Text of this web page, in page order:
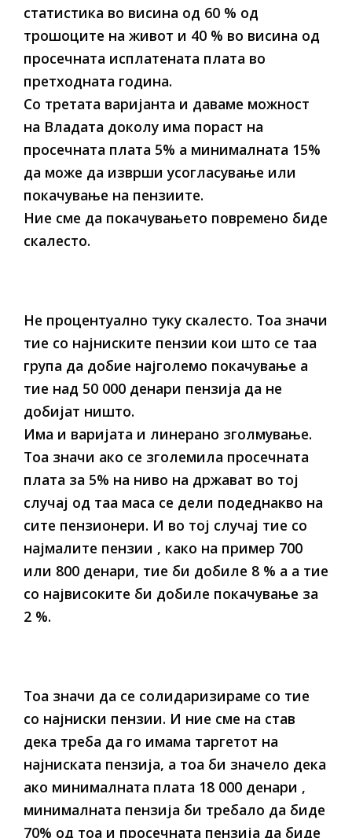
статистика во висина од 60 % од
трошоците на живот и 40 % во висина од
просечната исплатената плата во
претходната година.
Со третата варијанта и даваме можност
на Владата доколу има пораст на
просечната плата 5% а минималната 15%
да може да изврши усогласување или
покачување на пензиите.
Ние сме да покачувањето повремено биде
скалесто.
Не процентуално туку скалесто. Тоа значи
тие со најниските пензии кои што се таа
група да добие најголемо покачување а
тие над 50 000 денари пензија да не
добијат ништо.
Има и варијата и линерано зголмување.
Тоа значи ако се зголемила просечната
плата за 5% на ниво на држават во тој
случај од таа маса се дели подеднакво на
сите пензионери. И во тој случај тие со
најмалите пензии , како на пример 700
или 800 денари, тие би добиле 8 % а а тие
со највисоките би добиле покачување за
2 %.
Тоа значи да се солидаризираме со тие
со најниски пензии. И ние сме на став
дека треба да го имама таргетот на
најниската пензија, а тоа би значело дека
ако минималната плата 18 000 денари ,
минималната пензија би требало да биде
70% од тоа и просечната пензија да биде